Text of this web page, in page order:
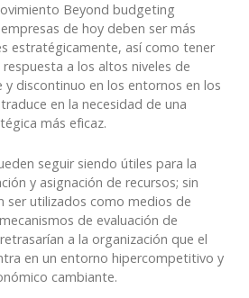
Beyond budgeting
de hoy deben ser más
estratégicamente, así como tener
a los altos niveles de
y discontinuo en los entornos en los
en la necesidad de una
más eficaz.
seguir siendo útiles para la
y asignación de recursos; sin
ser utilizados como medios de
de evaluación de
a la organización que el
en un entorno hipercompetitivo y
cambiante.